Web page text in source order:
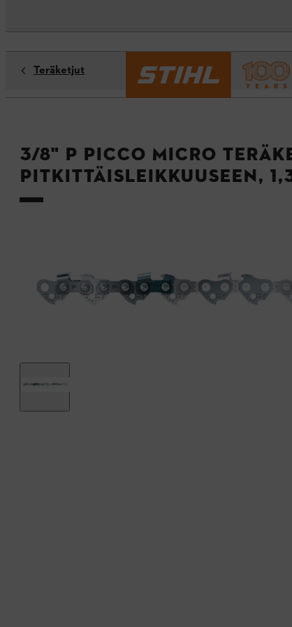
Teräketjut
3/8" P Picco Micro
pitkittäisleikkuuseen, 1,3